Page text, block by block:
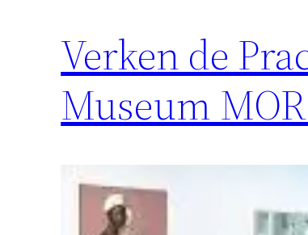
Verken de
Museum